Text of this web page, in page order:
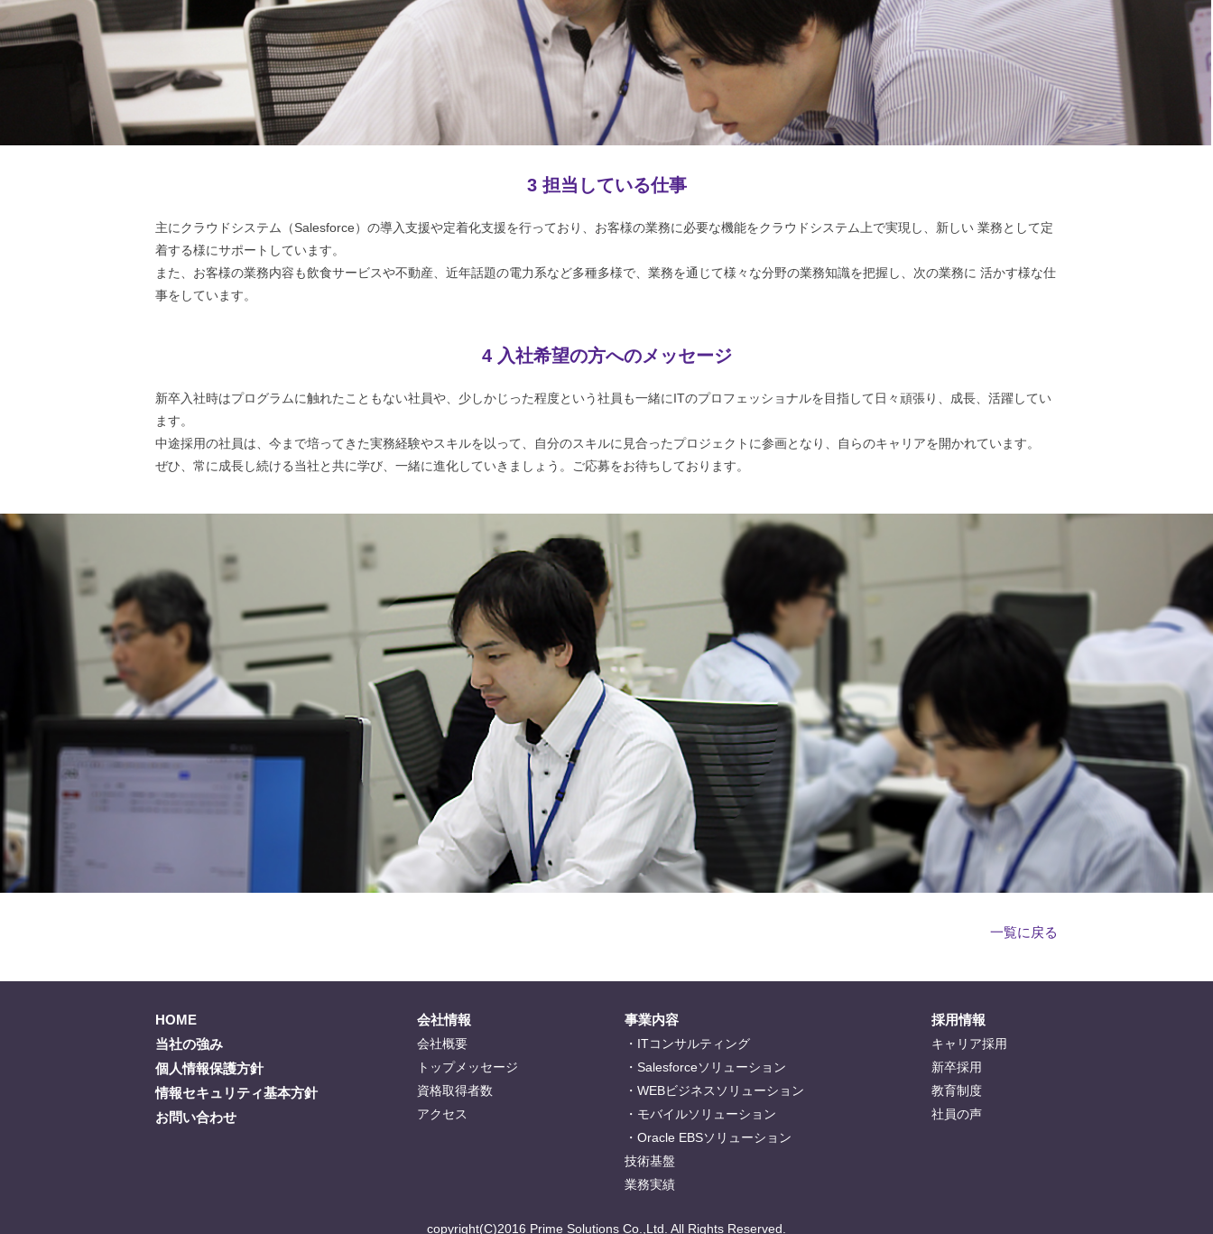
3 担当している仕事
主にクラウドシステム（Salesforce）の導入支援や定着化支援を行っており、お客様の業務に必要な機能をクラウドシステム上で実現し、新しい 業務として定
着する様にサポートしています。
また、お客様の業務内容も飲食サービスや不動産、近年話題の電力系など多種多様で、業務を通じて様々な分野の業務知識を把握し、次の業務に 活かす様な仕
事をしています。
4 入社希望の方へのメッセージ
新卒入社時はプログラムに触れたこともない社員や、少しかじった程度という社員も一緒にITのプロフェッショナルを目指して日々頑張り、成長、活躍してい
ます。
中途採用の社員は、今まで培ってきた実務経験やスキルを以って、自分のスキルに見合ったプロジェクトに参画となり、自らのキャリアを開かれています。
ぜひ、常に成長し続ける当社と共に学び、一緒に進化していきましょう。ご応募をお待ちしております。
一覧に戻る
HOME
当社の強み
個人情報保護方針
情報セキュリティ基本方針
お問い合わせ
会社情報
会社概要
トップメッセージ
資格取得者数
アクセス
事業内容
・ITコンサルティング
・Salesforceソリューション
・WEBビジネスソリューション
・モバイルソリューション
・Oracle EBSソリューション
技術基盤
業務実績
採用情報
キャリア採用
新卒採用
教育制度
社員の声
copyright(C)2016 Prime Solutions Co.,Ltd. All Rights Reserved.